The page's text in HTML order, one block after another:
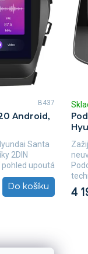
Android,
Do košíku
Santa
2DIN
pohled upoutá
B437
4